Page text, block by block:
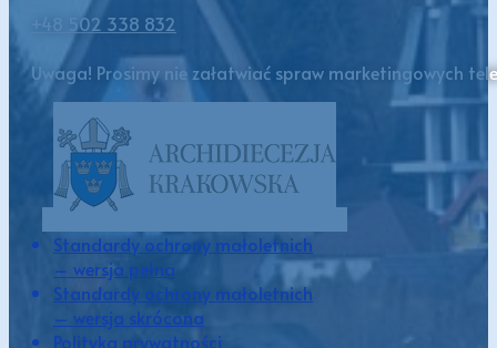
+48 502 338 832
Uwaga! Prosimy nie załatwiać spraw marketingowych
Standardy ochrony małoletnich
– wersja pełna
Standardy ochrony małoletnich
– wersja skrócona
Polityka prywatności